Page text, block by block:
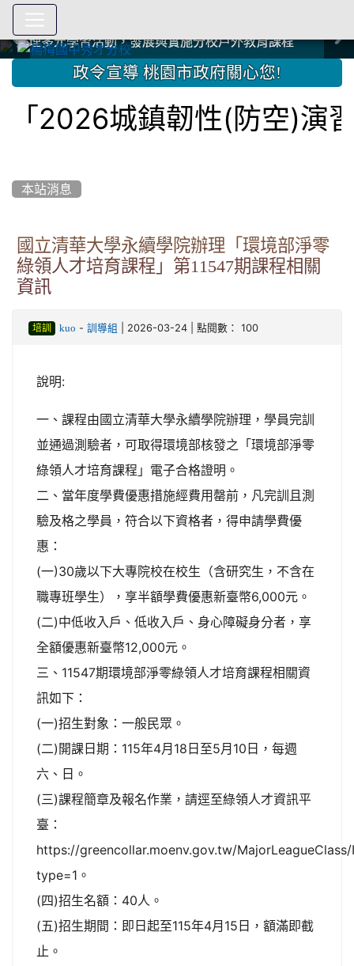
中國信託商業銀行 2023.04.22 愛傳球計畫
中國信託商業銀行 2023.04.22 愛傳球計畫
辦理多元學習活動，發展與實施分校戶外教育課程
辦理多元學習活動，發展與實施分校戶外教育課程
爭取社會資源，傳愛與溫暖：2024.3.19 桃園市家長會與桃
園女子美容商業童也工會義剪活動
爭取社會資源，傳愛與溫暖：2024.3.19 桃園市家長會與桃
園女子美容商業童也工會義剪活動
112學年度畢業學生與師長合照
112學年度畢業學生與師長合照
辦理多元學習活動，發展與實施分校戶外教育課程
辦理多元學習活動，發展與實施分校戶外教育課程
爭取社會資源，傳愛與溫暖：110.12.22 國際獅子會與本校
師生歲末感恩活動
爭取社會資源，傳愛與溫暖：110.12.22 國際獅子會與本校
師生歲末感恩活動
爭取社會資源，傳愛與溫暖：110.12.22 國際獅子會贈送本
校學生耶誕禮物
爭取社會資源，傳愛與溫暖：110.12.22 國際獅子會贈送本
校學生耶誕禮物
112.9.27參觀客家博覽會
112.9.27參觀客家博覽會
2023.12.27 國際獅子會贈送本校學生耶誕禮物
2023.12.27 國際獅子會贈送本校學生耶誕禮物
2023.12.27 國際獅子會贊助本校學生獎助學金
2023.12.27 國際獅子會贊助本校學生獎助學金
2023.12.27 聖誕感恩歌謠競賽；本校師生與國際獅子會獅
兄、師姐同樂
2023.12.27 聖誕感恩歌謠競賽；本校師生與國際獅子會獅
兄、師姐同樂
建置優質學習空間；合作互惠，建立良善公共關係
建置優質學習空間；合作互惠，建立良善公共關係
::: 政令宣導 桃園市政府關心您!
城鎮韌性(防空)演習」
本站消息
國立清華大學永續學院辦理「環境部淨零
綠領人才培育課程」第11547期課程相關
資訊
培訓 kuo - 訓導組 | 2026-03-24 | 點閱數： 100
說明:
一、課程由國立清華大學永續學院辦理，學員完訓
並通過測驗者，可取得環境部核發之「環境部淨零
綠領人才培育課程」電子合格證明。
二、當年度學費優惠措施經費用罄前，凡完訓且測
驗及格之學員，符合以下資格者，得申請學費優
惠：
(一)30歲以下大專院校在校生（含研究生，不含在
職專班學生），享半額學費優惠新臺幣6,000元。
(二)中低收入戶、低收入戶、身心障礙身分者，享
全額優惠新臺幣12,000元。
三、11547期環境部淨零綠領人才培育課程相關資
訊如下：
(一)招生對象：一般民眾。
(二)開課日期：115年4月18日至5月10日，每週
六、日。
(三)課程簡章及報名作業，請逕至綠領人才資訊平
臺：
https://greencollar.moenv.gov.tw/MajorLeagueClass/
type=1。
(四)招生名額：40人。
(五)招生期間：即日起至115年4月15日，額滿即截
止。